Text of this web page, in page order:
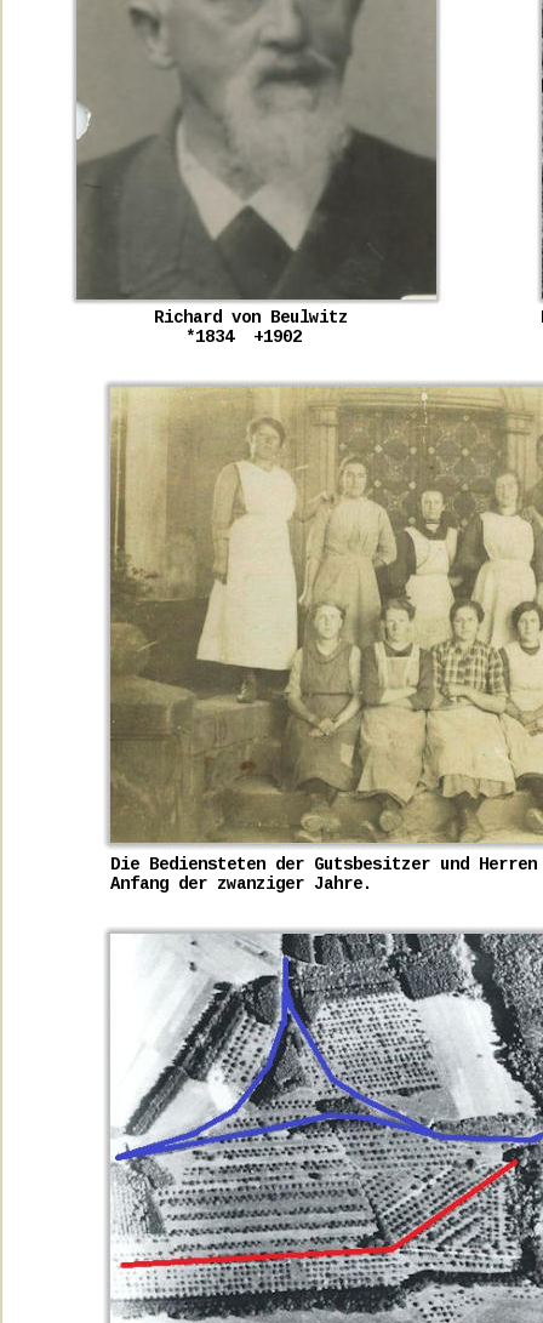
Die Bediensteten der Gutsbesitzer und
Anfang der zwanziger Jahre.
Richard von Beulwitz
*1834  +1902